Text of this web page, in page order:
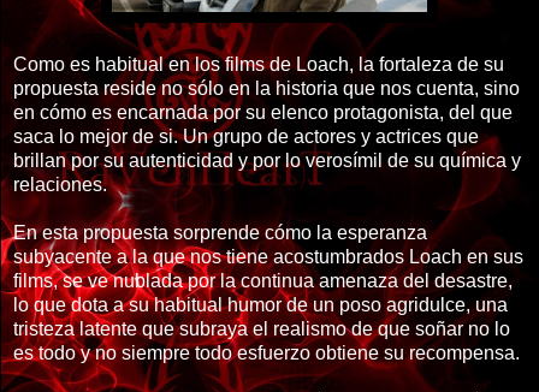
Como es habitual en los films de Loach, la fortaleza de su
propuesta reside no sólo en la historia que nos cuenta, sino
en cómo es encarnada por su elenco protagonista, del que
saca lo mejor de si. Un grupo de actores y actrices que
brillan por su autenticidad y por lo verosímil de su química y
relaciones.
En esta propuesta sorprende cómo la esperanza
subyacente a la que nos tiene acostumbrados Loach en sus
films, se ve nublada por la continua amenaza del desastre,
lo que dota a su habitual humor de un poso agridulce, una
tristeza latente que subraya el realismo de que soñar no lo
es todo y no siempre todo esfuerzo obtiene su recompensa.